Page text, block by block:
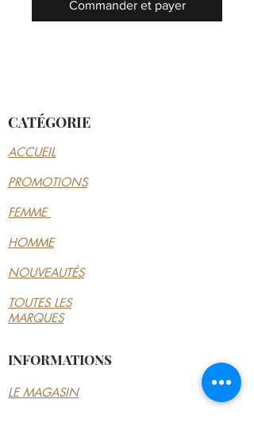
Commander et payer
CATÉGORIE
ACCUEIL
PROMOTIONS
FEMME
HOMME
NOUVEAUTÉS
TOUTES LES
MARQUES
INFORMATIONS
LE MAGASIN